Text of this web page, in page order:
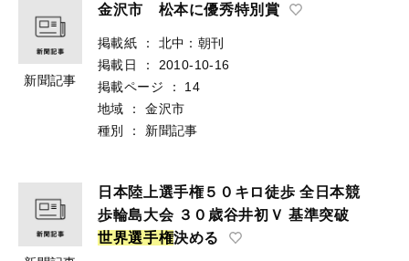
新聞記事
金沢市 松本に優秀特別賞
掲載紙 ：
北中：朝刊
掲載日
：
2010-10-16
掲載ページ
：
14
地域
：
金沢市
種別
： 新聞記事
日本陸上選手権５０キロ徒歩 全日本競
歩輪島大会 ３０歳谷井初Ｖ 基準突破
世界選手権決める